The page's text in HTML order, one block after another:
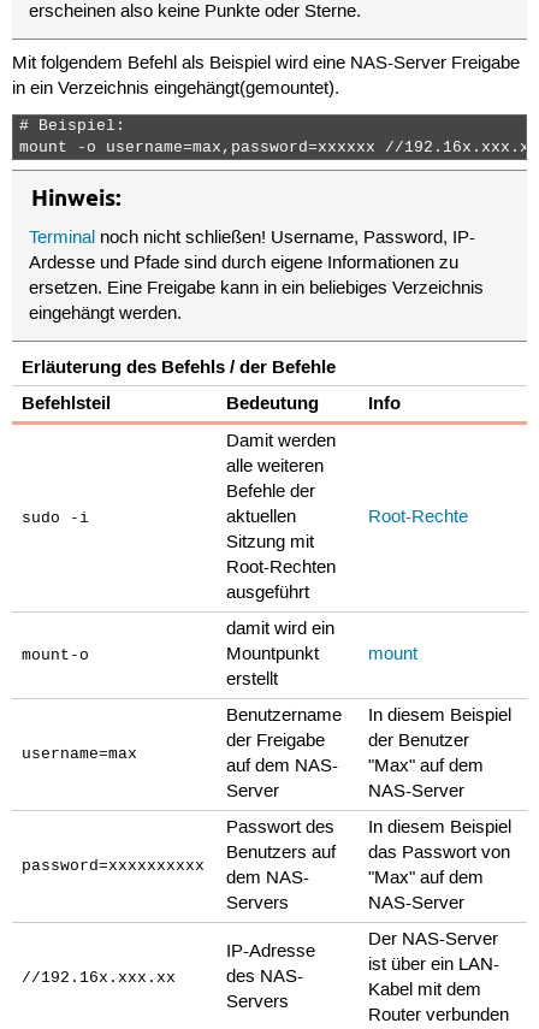
erscheinen also keine Punkte oder Sterne.
Mit folgendem Befehl als Beispiel wird eine NAS-Server Freigabe
in ein Verzeichnis eingehängt(gemountet).
# Beispiel:
mount -o username=max,password=xxxxxx //
Hinweis:
Terminal noch nicht schließen! Username, Password, IP-
Ardesse und Pfade sind durch eigene Informationen zu
ersetzen. Eine Freigabe kann in ein beliebiges Verzeichnis
eingehängt werden.
Erläuterung des Befehls / der Befehle
Befehlsteil
Bedeutung Info
sudo -i
Damit werden
alle weiteren
Befehle der
aktuellen
Sitzung mit
Root-Rechten
ausgeführt
Root-Rechte
mount-o
damit wird ein
Mountpunkt
erstellt
mount
username=max
Benutzername
der Freigabe
auf dem NAS-
Server
In diesem Beispiel
der Benutzer
"Max" auf dem
NAS-Server
password=xxxxxxxxxx
Passwort des
Benutzers auf
dem NAS-
Servers
In diesem Beispiel
das Passwort von
"Max" auf dem
NAS-Server
//192.16x.xxx.xx
IP-Adresse
des NAS-
Servers
Der NAS-Server
ist über ein LAN-
Kabel mit dem
Router verbunden